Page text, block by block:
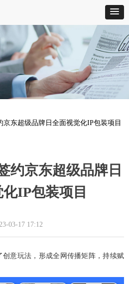
约京东超级品牌日
IP包装项目
意玩法，形成全网传播矩阵，持续赋
京东超级品牌日全面视觉化IP包装项目
03-17 17:12